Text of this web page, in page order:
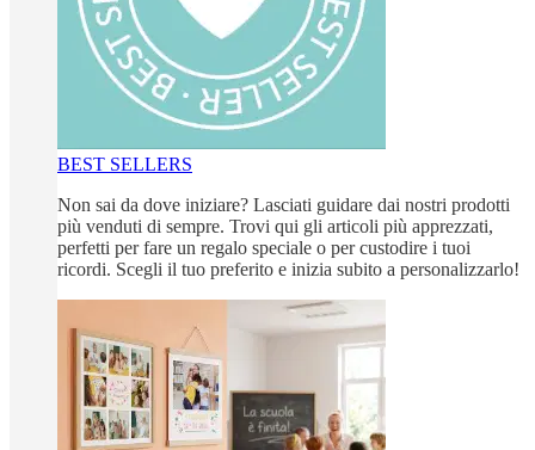
BEST SELLERS
Non sai da dove iniziare? Lasciati guidare dai nostri prodotti
più venduti di sempre. Trovi qui gli articoli più apprezzati,
perfetti per fare un regalo speciale o per custodire i tuoi
ricordi. Scegli il tuo preferito e inizia subito a personalizzarlo!